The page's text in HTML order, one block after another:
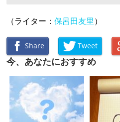
（ライター：保呂田友里）
Share Tweet
今、あなたにおすすめ